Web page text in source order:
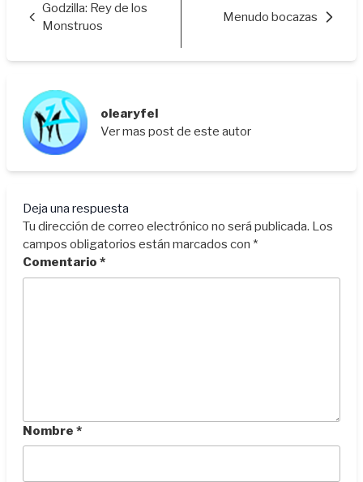
Godzilla: Rey de los
Monstruos
Menudo bocazas
olearyfel
Ver mas post de este autor
Deja una respuesta
Tu dirección de correo electrónico no será publicada. Los
campos obligatorios están marcados con *
Comentario *
Nombre *